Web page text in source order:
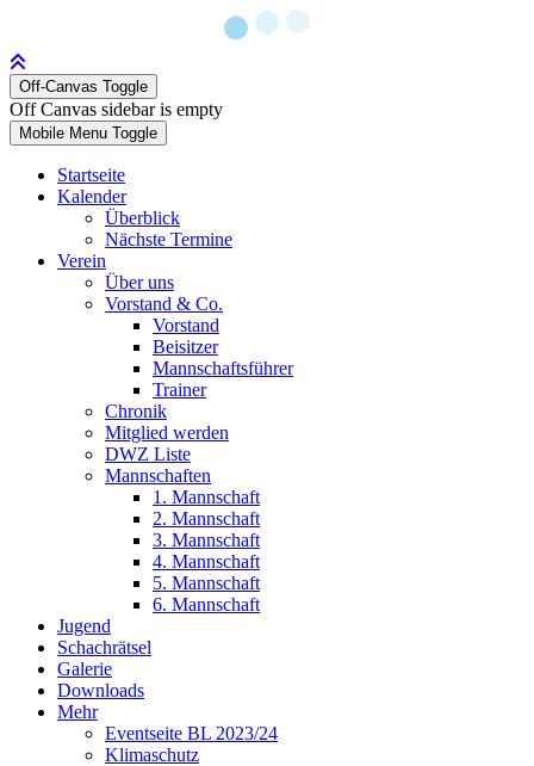
Off-Canvas Toggle
Off Canvas sidebar is empty
Mobile Menu Toggle
Startseite
Kalender
Überblick
Nächste Termine
Verein
Über uns
Vorstand & Co.
Vorstand
Beisitzer
Mannschaftsführer
Trainer
Chronik
Mitglied werden
DWZ Liste
Mannschaften
1. Mannschaft
2. Mannschaft
3. Mannschaft
4. Mannschaft
5. Mannschaft
6. Mannschaft
Jugend
Schachrätsel
Galerie
Downloads
Mehr
Eventseite BL 2023/24
Klimaschutz